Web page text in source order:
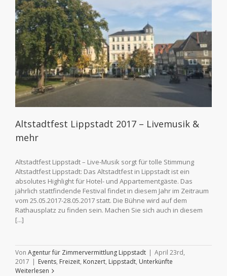
Altstadtfest Lippstadt 2017 – Livemusik &
mehr
Altstadtfest Lippstadt – Live-Musik sorgt für tolle Stimmung
Altstadtfest Lippstadt: Das Altstadtfest in Lippstadt ist ein
absolutes Highlight für Hotel- und Appartementgäste. Das
jährlich stattfindende Festival findet in diesem Jahr im Zeitraum
vom 25.05.2017-28.05.2017 statt. Die Bühne wird auf dem
Rathausplatz zu finden sein. Machen Sie sich auch in diesem
[...]
Von Agentur für Zimmervermittlung Lippstadt | April 23rd,
2017 | Events, Freizeit, Konzert, Lippstadt, Unterkünfte
Weiterlesen